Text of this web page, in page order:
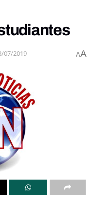
07/2019 AA